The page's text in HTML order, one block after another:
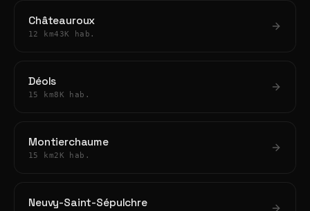
Châteauroux
12 km43K hab.
Déols
15 km8K hab.
Montierchaume
15 km2K hab.
Neuvy-Saint-Sépulchre